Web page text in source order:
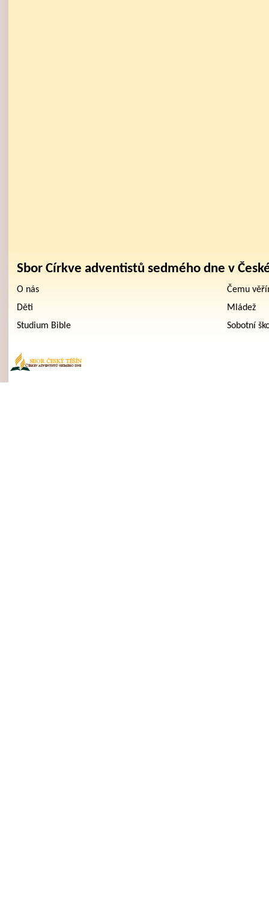
Sbor Církve adventistů sedmého dne v
O nás
Čemu
Děti
Mládež
Studium Bible
Sobotní